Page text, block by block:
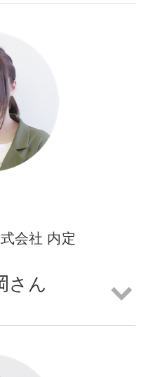
会社 内定
さん